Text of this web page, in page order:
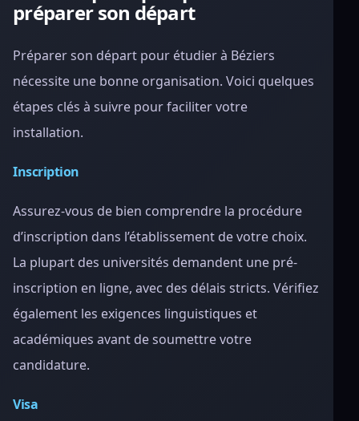
préparer son départ
Préparer son départ pour étudier à Béziers
nécessite une bonne organisation. Voici quelques
étapes clés à suivre pour faciliter votre
installation.
Inscription
Assurez-vous de bien comprendre la procédure
d’inscription dans l’établissement de votre choix.
La plupart des universités demandent une pré-
inscription en ligne, avec des délais stricts. Vérifiez
également les exigences linguistiques et
académiques avant de soumettre votre
candidature.
Visa